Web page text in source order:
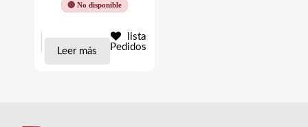
🔴 No disponible
Leer más
lista
Pedidos